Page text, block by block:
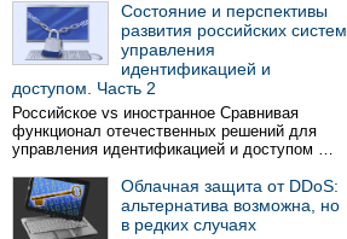
Состояние и перспективы
развития российских систем
управления
идентификацией и
доступом. Часть 2
Российское vs иностранное Сравнивая
функционал отечественных решений для
управления идентификацией и доступом …
Облачная защита от DDoS:
альтернатива возможна, но
в редких случаях